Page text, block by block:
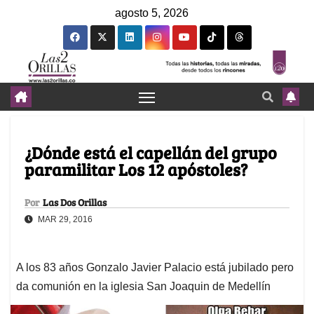
agosto 5, 2026
¿Dónde está el capellán del grupo
paramilitar Los 12 apóstoles?
Por Las Dos Orillas
MAR 29, 2016
A los 83 años Gonzalo Javier Palacio está jubilado pero
da comunión en la iglesia San Joaquin de Medellín